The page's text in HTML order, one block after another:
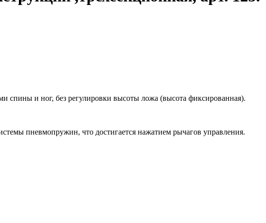
спины и ног, без регулировки высоты ложа (высота фиксированная).
пневмопружин, что достигается нажатием рычагов управления.